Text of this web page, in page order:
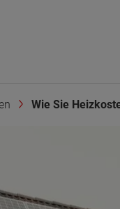
Wie Sie